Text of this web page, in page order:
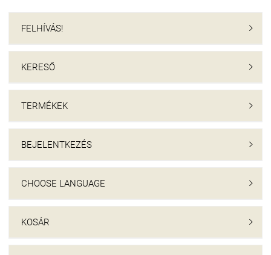
FELHÍVÁS! 
KERESŐ 
TERMÉKEK 
BEJELENTKEZÉS 
CHOOSE LANGUAGE 
KOSÁR 